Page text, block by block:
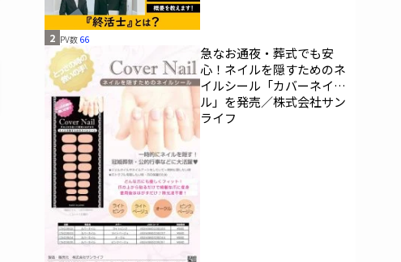
2 PV数 66
急なお通夜・葬式でも安
心！ネイルを隠すためのネ
イルシール「カバーネイ
ル」を発売／株式会社サン
ライフ